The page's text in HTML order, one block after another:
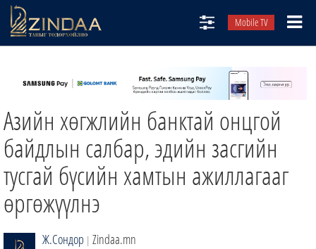
Mobile TV
ТВ8
ӨГЛӨӨНИЙ СОНИН
АУДИО ЗОХИОЛ
ЗИНДАА СЭТГҮҮЛ
Азийн хөгжлийн банктай онцгой
байдлын салбар, эдийн засгийн
тусгай бүсийн хамтын ажиллагааг
өргөжүүлнэ
Ж.Сондор | Zindaa.mn